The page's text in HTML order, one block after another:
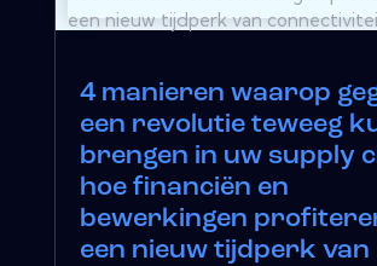
4 manieren waarop
een revolutie teweeg
brengen in uw supply
hoe financiën en
bewerkingen
een nieuw tijdperk van